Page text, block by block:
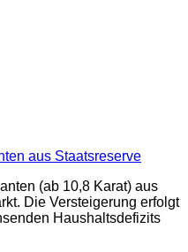
aus Staatsreserve
(ab 10,8 Karat) aus
Die Versteigerung erfolgt
Haushaltsdefizits